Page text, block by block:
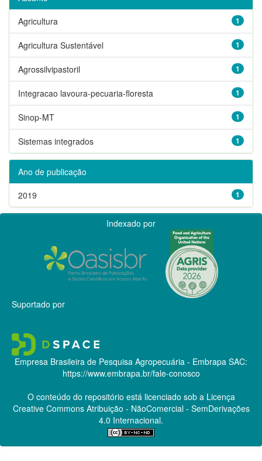
1
Agricultura
1
Agricultura Sustentável
1
Agrossilvipastoril
1
Integracao lavoura-pecuaria-floresta
1
Sinop-MT
1
Sistemas integrados
Ano de publicação
1
2019
Indexado por
Suportado por
Empresa Brasileira de Pesquisa Agropecuária - Embrapa SAC:
https://www.embrapa.br/fale-conosco
O conteúdo do repositório está licenciado sob a Licença
Creative CommonsAtribuição - NãoComercial - SemDerivações
4.0 Internacional.